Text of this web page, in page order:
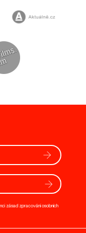
zásad zpracování osobních